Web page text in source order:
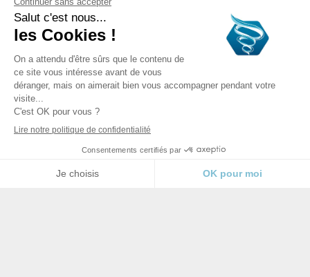
Conditions générales de vente– Mentions légales
Politique de confidentialité (RGPD)
réservés à la S.A. Dynamized Technologies